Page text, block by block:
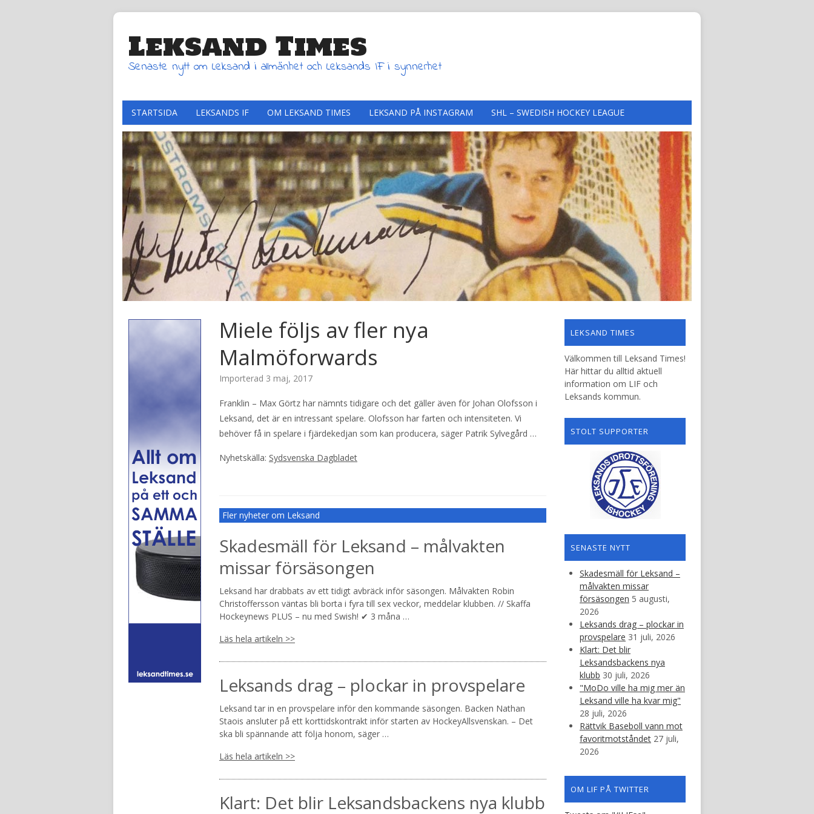
Leksand Times
Senaste nytt om Leksand i allmänhet och Leksands IF i synnerhet
STARTSIDA LEKSANDS IF OM LEKSAND TIMES LEKSAND PÅ INSTAGRAM SHL – SWEDISH HOCKEY LEAGUE
Miele följs av fler nya
Malmöforwards
Importerad 3 maj, 2017
Franklin – Max Görtz har nämnts tidigare och det gäller även för Johan Olofsson i
Leksand, det är en intressant spelare. Olofsson har farten och intensiteten. Vi
behöver få in spelare i fjärdekedjan som kan producera, säger Patrik Sylvegård …
Nyhetskälla: Sydsvenska Dagbladet
Fler nyheter om Leksand
Skadesmäll för Leksand – målvakten
missar försäsongen
Leksand har drabbats av ett tidigt avbräck inför säsongen. Målvakten Robin
Christoffersson väntas bli borta i fyra till sex veckor, meddelar klubben. // Skaffa
Hockeynews PLUS – nu med Swish! ✔ 3 måna …
Läs hela artikeln >>
Leksands drag – plockar in provspelare
Leksand tar in en provspelare inför den kommande säsongen. Backen Nathan
Staois ansluter på ett korttidskontrakt inför starten av HockeyAllsvenskan. – Det
ska bli spännande att följa honom, säger …
Läs hela artikeln >>
Klart: Det blir Leksandsbackens nya klubb
LEKSAND TIMES
Välkommen till Leksand Times!
Här hittar du alltid aktuell
information om LIF och
Leksands kommun.
STOLT SUPPORTER
SENASTE NYTT
Skadesmäll för Leksand –
målvakten missar
försäsongen 5 augusti,
2026
Leksands drag – plockar in
provspelare 31 juli, 2026
Klart: Det blir
Leksandsbackens nya
klubb 30 juli, 2026
"MoDo ville ha mig mer än
Leksand ville ha kvar mig"
28 juli, 2026
Rättvik Baseboll vann mot
favoritmotståndet 27 juli,
2026
OM LIF PÅ TWITTER